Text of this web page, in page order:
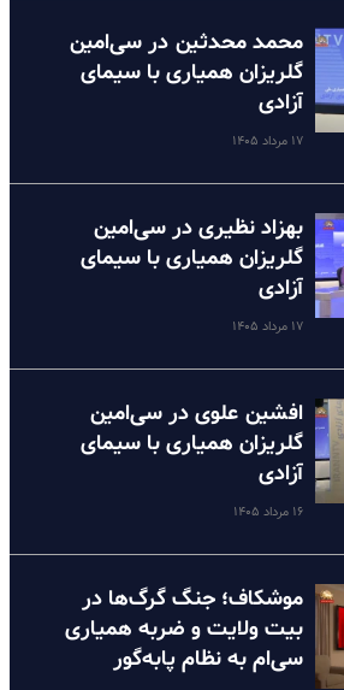
محمد محدثین در سی‌امین
گلریزان همیاری با سیمای
آزادی
۱۷ مرداد ۱۴۰۵
بهزاد نظیری در سی‌امین
گلریزان همیاری با سیمای
آزادی
۱۷ مرداد ۱۴۰۵
افشین علوی در سی‌امین
گلریزان همیاری با سیمای
آزادی
۱۶ مرداد ۱۴۰۵
موشکاف؛ جنگ گرگ‌ها در
بیت ولایت و ضربه همیاری
سی‌ام به نظام پا‌به‌گور